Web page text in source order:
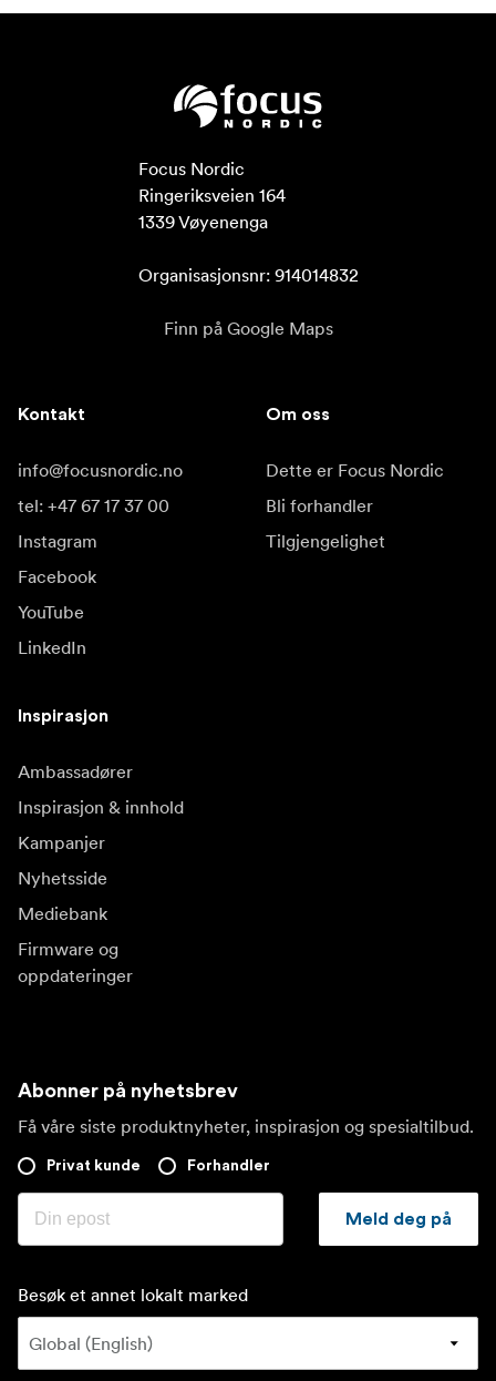
Focus Nordic
Ringeriksveien 164
1339 Vøyenenga
Organisasjonsnr: 914014832
Finn på Google Maps
Kontakt
info@focusnordic.no
tel: +47 67 17 37 00
Instagram
Facebook
YouTube
LinkedIn
Om oss
Dette er Focus Nordic
Bli forhandler
Tilgjengelighet
Inspirasjon
Ambassadører
Inspirasjon & innhold
Kampanjer
Nyhetsside
Mediebank
Firmware og
oppdateringer
Abonner på nyhetsbrev
Få våre siste produktnyheter, inspirasjon og spesialtilbud.
Privat kunde Forhandler
Meld deg på
Besøk et annet lokalt marked